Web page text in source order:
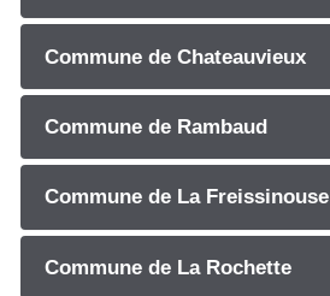
Commune de Chateauvieux
Commune de Rambaud
Commune de La Freissinouse
Commune de La Rochette